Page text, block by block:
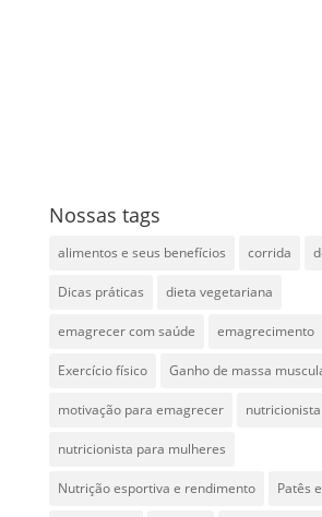
Nossas tags
alimentos e seus benefícios corrida
Dicas práticas dieta vegetariana
emagrecer com saúde emagrecimento
Exercício físico Ganho de massa
motivação para emagrecer
nutricionista para mulheres
Nutrição esportiva e rendimento Patês